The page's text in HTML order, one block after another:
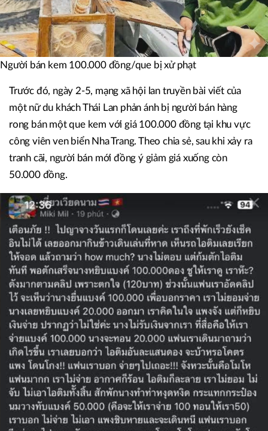
Người bán kem 100.000 đồng/que bị xử phạt
Trước đó, ngày 2-5, mạng xã hội lan truyền bài viết của
một nữ du khách Thái Lan phản ánh bị người bán hàng
rong bán một que kem với giá 100.000 đồng tại khu vực
công viên ven biển Nha Trang. Theo chia sẻ, sau khi xảy ra
tranh cãi, người bán mới đồng ý giảm giá xuống còn
50.000 đồng.